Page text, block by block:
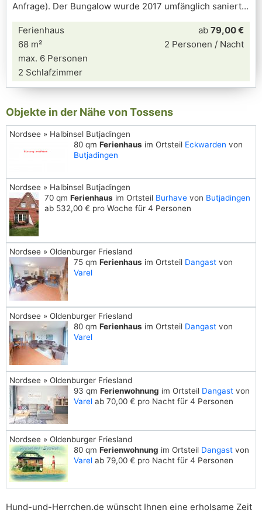
Anfrage). Der Bungalow wurde 2017 umfänglich saniert
Ferienhaus
68 m²
max. 6 Personen
2 Schlafzimmer
ab 79,00 €
2 Personen / Nacht
Objekte in der Nähe von Tossens
Nordsee » Halbinsel Butjadingen
80 qm Ferienhaus im Ortsteil Eckwarden von
Butjadingen
Nordsee » Halbinsel Butjadingen
70 qm Ferienhaus im Ortsteil Burhave von Butjadingen
ab 532,00 € pro Woche für 4 Personen
Nordsee » Oldenburger Friesland
75 qm Ferienhaus im Ortsteil Dangast von
Varel
Nordsee » Oldenburger Friesland
80 qm Ferienhaus im Ortsteil Dangast von
Varel
Nordsee » Oldenburger Friesland
93 qm Ferienwohnung im Ortsteil Dangast von
Varel ab 70,00 € pro Nacht für 4 Personen
Nordsee » Oldenburger Friesland
80 qm Ferienwohnung im Ortsteil Dangast von
Varel ab 79,00 € pro Nacht für 4 Personen
Hund-und-Herrchen.de wünscht Ihnen eine erholsame Zeit